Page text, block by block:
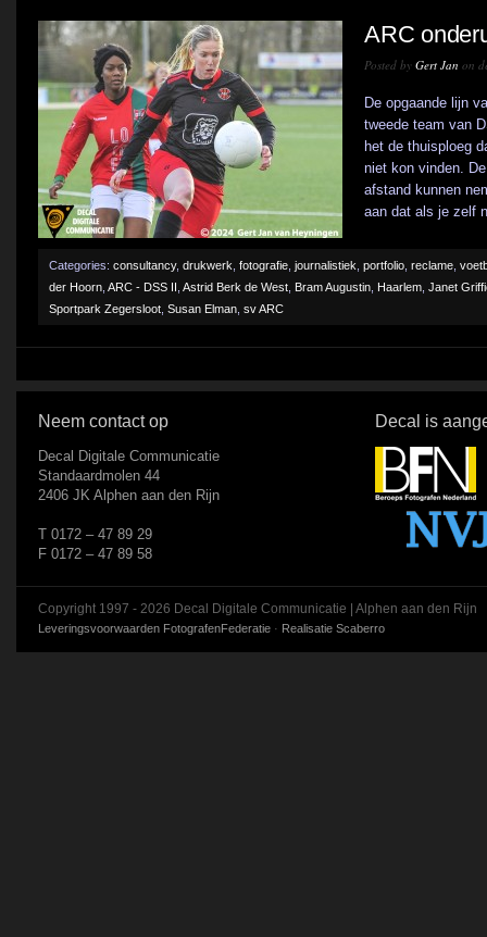
ARC
Posted by Gert Jan on
De opgaande lijn
tweede team van
het de thuisploeg
niet kon vinden.
afstand kunnen
aan dat als je zelf
Categories: consultancy, drukwerk fotografie journalistiek portfolio reclame
der Hoorn ARC - DSS II Astrid Berk de West Bram Augustin Haarlem Janet
Sportpark Zegersloot Susan Elman sv ARC
Neem contact op
Decal Digitale Communicatie
Standaardmolen 44
2406 JK Alphen aan den Rijn
T 0172 – 47 89 29
F 0172 – 47 89 58
Decal is
Copyright 1997 - 2026 Decal Digitale Communicatie | Alphen aan den Rijn
Leveringsvoorwaarden FotografenFederatie · Realisatie Scaberro